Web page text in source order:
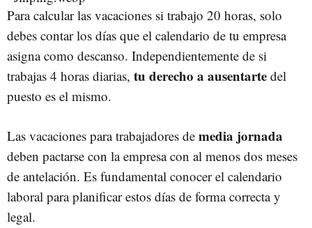
Para calcular las vacaciones si trabajo 20 horas, solo
debes contar los días que el calendario de tu empresa
asigna como descanso. Independientemente de si
trabajas 4 horas diarias, tu derecho a ausentarte del
puesto es el mismo.
Las vacaciones para trabajadores de media jornada
deben pactarse con la empresa con al menos dos meses
de antelación. Es fundamental conocer el calendario
laboral para planificar estos días de forma correcta y
legal.